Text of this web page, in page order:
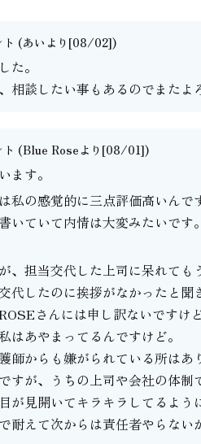
(あいより[08/02])
た。
相談したい事もあるのでまたよ
(Blue Roseより[08/01])
ます。
私の感覚的に三点評価高いん
いていて内情は大変みたいです
、担当交代した上司に呆れても
代したのに挨拶がなかったと
さんには申し訳ないです
はあやまってるんですけど。
師からも嫌がられている所は
すが、うちの上司や会社の体
が見開いてキラキラしてるよ
えて次からは責任者やらない